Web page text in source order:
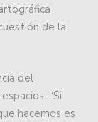
de la
del
“Si
hacemos es